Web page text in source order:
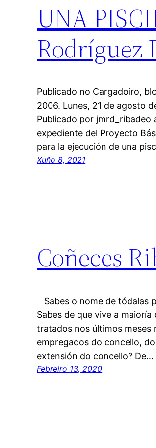
UNA
Rodríguez
Publicado no Cargadoiro,
2006. Lunes, 21 de agosto
Publicado por jmrd_ribadeo
expediente del Proyecto
para la ejecución de una
Xuño 8, 2021
Coñeces
Sabes o nome de tódalas
Sabes de que vive a
tratados nos últimos meses
empregados do concello,
extensión do concello? De…
Febreiro 13, 2020